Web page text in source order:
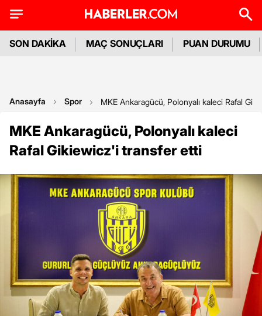
SON DAKİKA MAÇ SONUÇLARI PUAN DURUMU
Anasayfa Spor MKE Ankaragücü, Polonyalı kaleci Rafal
MKE Ankaragücü, Polonyalı kaleci
Rafal Gikiewicz'i transfer etti